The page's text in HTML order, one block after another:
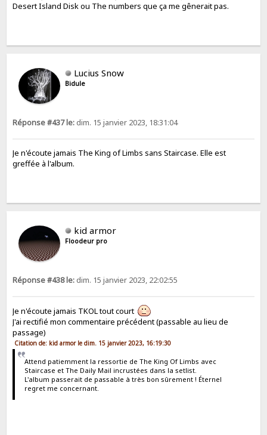
Desert Island Disk ou The numbers que ça me gênerait pas.
Lucius Snow
Bidule
Réponse #437 le: dim. 15 janvier 2023, 18:31:04
Je n'écoute jamais The King of Limbs sans Staircase. Elle est
greffée à l'album.
kid armor
Floodeur pro
Réponse #438 le: dim. 15 janvier 2023, 22:02:55
Je n'écoute jamais TKOL tout court
J'ai rectifié mon commentaire précédent (passable au lieu de
passage)
Citation de: kid armor le dim. 15 janvier 2023, 16:19:30
Attend patiemment la ressortie de The King Of Limbs avec
Staircase et The Daily Mail incrustées dans la setlist.
L'album passerait de passable à très bon sûrement ! Éternel
regret me concernant.